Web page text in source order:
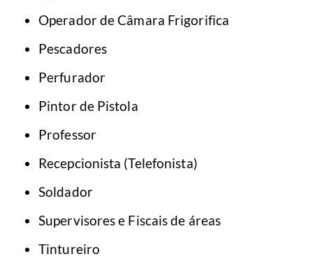
Operador de Câmara Frigorifica
Pescadores
Perfurador
Pintor de Pistola
Professor
Recepcionista (Telefonista)
Soldador
Supervisores e Fiscais de áreas
Tintureiro